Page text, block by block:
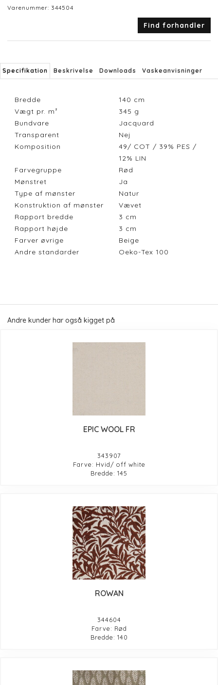
Varenummer: 344504
Find forhandler
Specifikation Beskrivelse Downloads Vaskeanvisninger
Bredde 140 cm
Vægt pr. m²
345 g
Bundvare
Jacquard
Transparent
Nej
Komposition
49/ COT / 39% PES /
12% LIN
Farvegruppe
Rød
Mønstret
Ja
Type af mønster
Natur
Konstruktion af mønster
Vævet
Rapport bredde
3 cm
Rapport højde
3 cm
Farver øvrige
Beige
Andre standarder
Oeko-Tex 100
Andre kunder har også kigget på
EPIC WOOL FR
343907
Farve: Hvid/ off white
Bredde: 145
ROWAN
344604
Farve: Rød
Bredde: 140